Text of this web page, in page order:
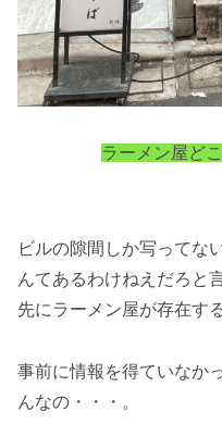
ラーメン屋ど
ビルの隙間しか写ってな
んてあるわけねえだろと
先にラーメン屋が存在する
事前に情報を得ていなか
んなの・・・。